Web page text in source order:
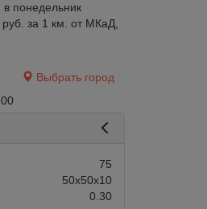
в понедельник
за 1 км. от МКаД,
Выбрать город
75
50х50х10
0.30